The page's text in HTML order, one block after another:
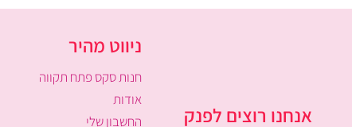
אנחנו רוצים לפנק
ניווט מהיר
חנות סקס פתח תקווה
אודות
החשבון שלי